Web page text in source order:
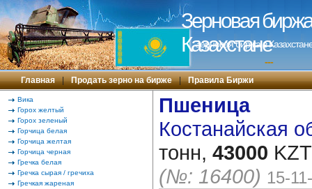
Зерновая
Казахстане
Зерновая биржа в
---
Главная | Продать зерно на бирже | Правила Биржи
Вика
Горох желтый
Горох зеленый
Горчица белая
Горчица желтая
Горчица черная
Гречка белая
Гречка сырая / гречиха
Гречкая жареная
Пшеница
Костанайская
тонн, 43000
(№: 16400) 15-